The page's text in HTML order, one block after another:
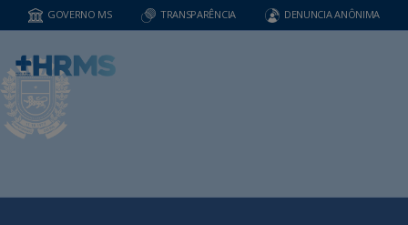
GOVERNO MS TRANSPARÊNCIA DENUNCIA ANÔNIMA